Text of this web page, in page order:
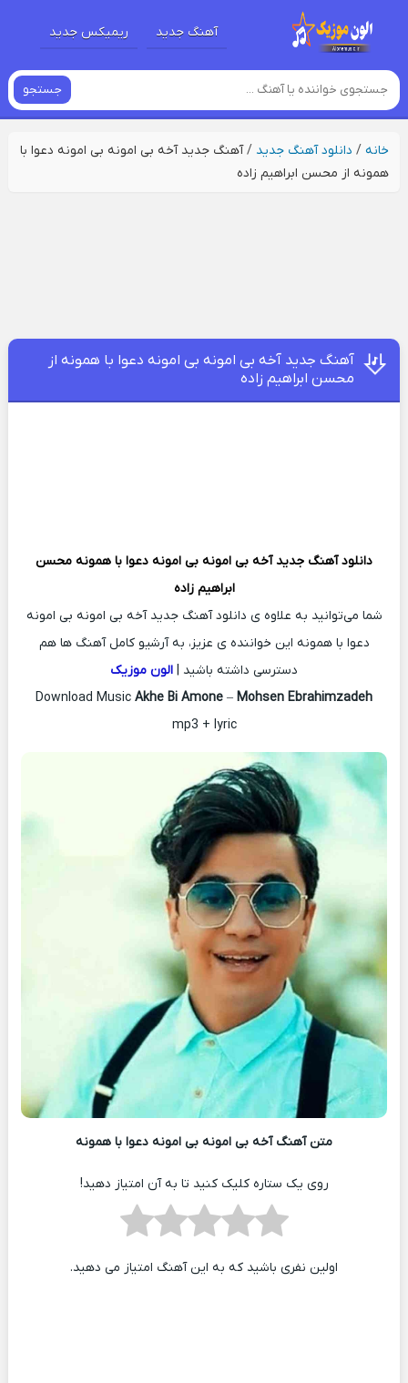
آهنگ جدید ریمیکس جدید
جستجو
خانه/ دانلود آهنگ جدید /آهنگ جدید آخه بی امونه بی امونه دعوا با
همونه از محسن ابراهیم زاده
آهنگ جدید آخه بی امونه بی امونه دعوا با همونه از
محسن ابراهیم زاده
دانلود آهنگ جدیدآخه بی امونه بی امونه دعوا با همونه محسن
ابراهیم زاده
شما می‌توانید به علاوه ی دانلود آهنگ جدید آخه بی امونه بی امونه
دعوا با همونه این خواننده ی عزیز، به آرشیو کامل آهنگ ها هم
دسترسی داشته باشید | الون موزیک
Download Music Akhe Bi Amone – Mohsen Ebrahimzadeh
mp3 + lyric
متن آهنگ آخه بی امونه بی امونه دعوا با همونه
روی یک ستاره کلیک کنید تا به آن امتیاز دهید!
اولین نفری باشید که به این آهنگ امتیاز می دهید.